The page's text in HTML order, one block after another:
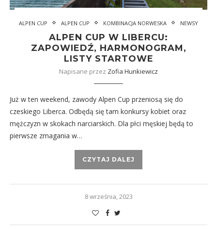
ALPEN CUP ALPEN CUP KOMBINACJA NORWESKA NEWSY
ALPEN CUP W LIBERCU:
ZAPOWIEDŹ, HARMONOGRAM,
LISTY STARTOWE
Napisane przez Zofia Hunkiewicz
Już w ten weekend, zawody Alpen Cup przeniosą się do
czeskiego Liberca. Odbędą się tam konkursy kobiet oraz
mężczyzn w skokach narciarskich. Dla płci męskiej będą to
pierwsze zmagania w…
CZYTAJ DALEJ
8 września, 2023